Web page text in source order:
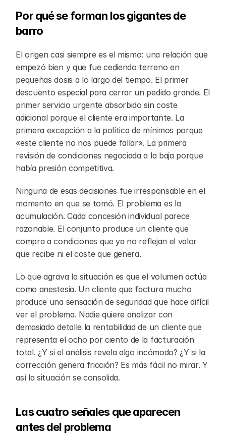
Por qué se forman los gigantes de
barro
El origen casi siempre es el mismo: una relación que
empezó bien y que fue cediendo terreno en
pequeñas dosis a lo largo del tiempo. El primer
descuento especial para cerrar un pedido grande. El
primer servicio urgente absorbido sin coste
adicional porque el cliente era importante. La
primera excepción a la política de mínimos porque
«este cliente no nos puede fallar». La primera
revisión de condiciones negociada a la baja porque
había presión competitiva.
Ninguna de esas decisiones fue irresponsable en el
momento en que se tomó. El problema es la
acumulación. Cada concesión individual parece
razonable. El conjunto produce un cliente que
compra a condiciones que ya no reflejan el valor
que recibe ni el coste que genera.
Lo que agrava la situación es que el volumen actúa
como anestesia. Un cliente que factura mucho
produce una sensación de seguridad que hace difícil
ver el problema. Nadie quiere analizar con
demasiado detalle la rentabilidad de un cliente que
representa el ocho por ciento de la facturación
total. ¿Y si el análisis revela algo incómodo? ¿Y si la
corrección genera fricción? Es más fácil no mirar. Y
así la situación se consolida.
Las cuatro señales que aparecen
antes del problema